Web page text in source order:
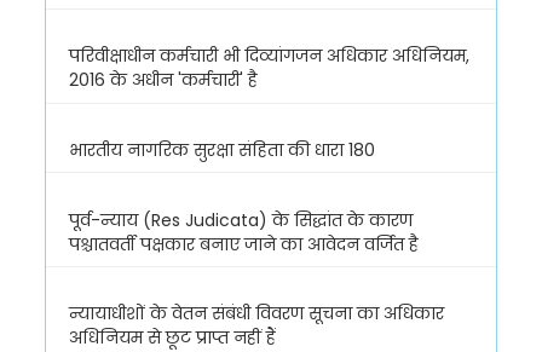
परिवीक्षाधीन कर्मचारी भी दिव्यांगजन अधिकार अधिनियम,
2016 के अधीन 'कर्मचारी' है
भारतीय नागरिक सुरक्षा संहिता की धारा 180
पूर्व-न्याय (Res Judicata) के सिद्धांत के कारण
पश्चातवर्ती पक्षकार बनाए जाने का आवेदन वर्जित है
न्यायाधीशों के वेतन संबंधी विवरण सूचना का अधिकार
अधिनियम से छूट प्राप्त नहीं हैं